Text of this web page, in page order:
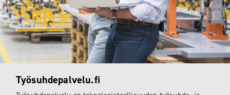
Työsuhdepalvelu.fi